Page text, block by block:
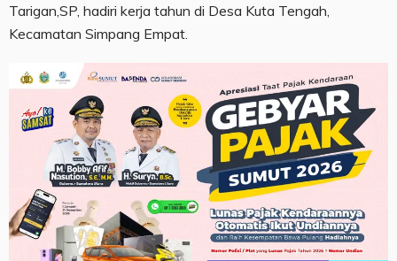
Tarigan,SP, hadiri kerja tahun di Desa Kuta Tengah,
Kecamatan Simpang Empat.